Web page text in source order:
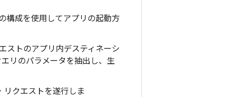
構成を使用してアプリの起動方
ストのアプリ内デスティネーシ
リのパラメータを抽出し、生
リクエストを遂行しま